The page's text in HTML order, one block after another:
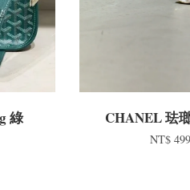
綠 CHANEL 珐
NT$